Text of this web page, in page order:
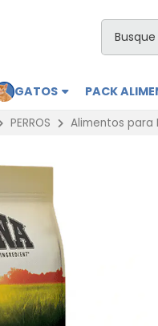
GATOS PACK
PERROS Alimentos para